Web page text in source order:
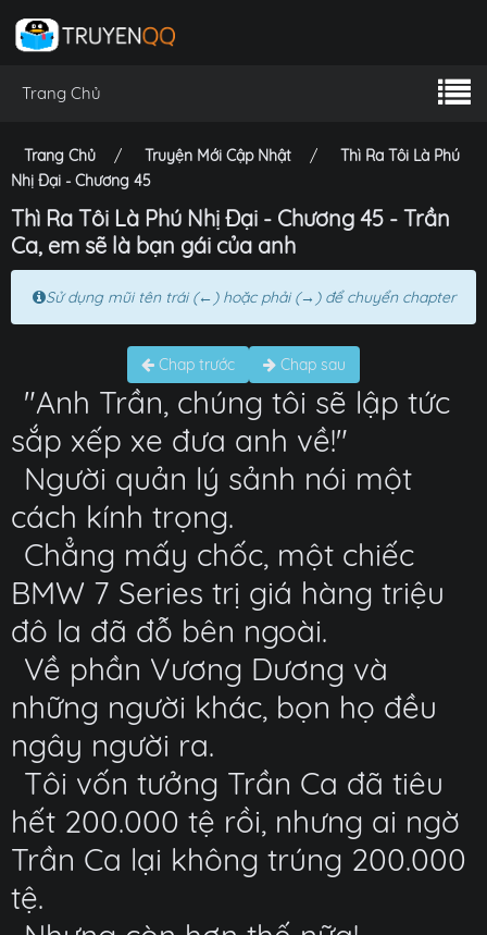
Trang Chủ
Trang Chủ Truyện Mới Cập Nhật
Thì Ra Tôi Là Phú
Nhị Đại - Chương 45
Thì Ra Tôi Là Phú Nhị Đại - Chương 45 - Trần
Ca, em sẽ là bạn gái của anh
Sử dụng mũi tên trái (←) hoặc phải (→) để chuyển chapter
Chap trước Chap sau
"Anh Trần, chúng tôi sẽ lập tức
sắp xếp xe đưa anh về!"
Người quản lý sảnh nói một
cách kính trọng.
Chẳng mấy chốc, một chiếc
BMW 7 Series trị giá hàng triệu
đô la đã đỗ bên ngoài.
Về phần Vương Dương và
những người khác, bọn họ đều
ngây người ra.
Tôi vốn tưởng Trần Ca đã tiêu
hết 200.000 tệ rồi, nhưng ai ngờ
Trần Ca lại không trúng 200.000
tệ.